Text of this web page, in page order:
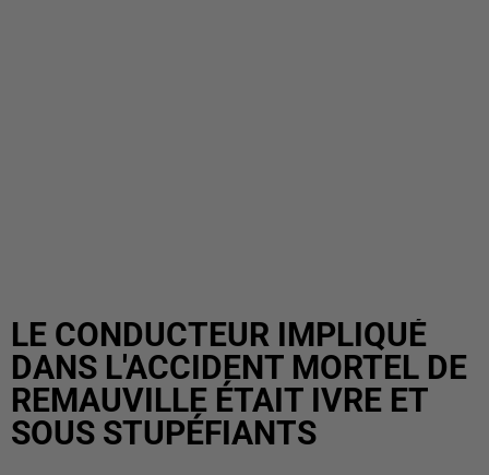
LE CONDUCTEUR IMPLIQUÉ
DANS L'ACCIDENT MORTEL DE
REMAUVILLE ÉTAIT IVRE ET
SOUS STUPÉFIANTS